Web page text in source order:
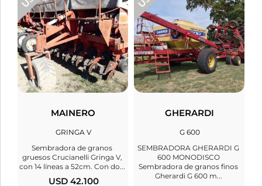
MAINERO
GRINGA V
Sembradora de granos
gruesos Crucianelli Gringa V,
con 14 líneas a 52cm. Con do...
USD 42.100
GHERARDI
G 600
SEMBRADORA GHERARDI G
600 MONODISCO
Sembradora de granos finos
Gherardi G 600 m...